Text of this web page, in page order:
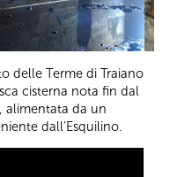
delle Terme di Traiano
cisterna nota fin dal
alimentata da un
dall’Esquilino.